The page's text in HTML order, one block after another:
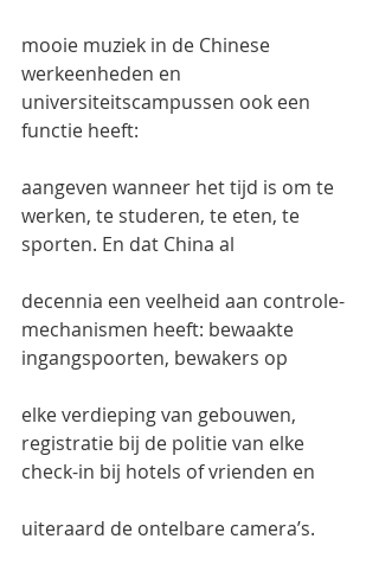
mooie muziek in de Chinese
werkeenheden en
universiteitscampussen ook een
functie heeft:
aangeven wanneer het tijd is om te
werken, te studeren, te eten, te
sporten. En dat China al
decennia een veelheid aan controle-
mechanismen heeft: bewaakte
ingangspoorten, bewakers op
elke verdieping van gebouwen,
registratie bij de politie van elke
check-in bij hotels of vrienden en
uiteraard de ontelbare camera’s.